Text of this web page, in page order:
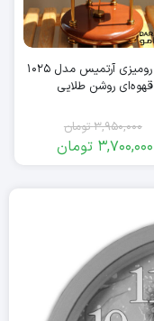
ساعت رومیزی آرتمیس مدل 1025
قهوه‌ای روشن طلایی
3,950,000 تومان
3,700,000 تومان